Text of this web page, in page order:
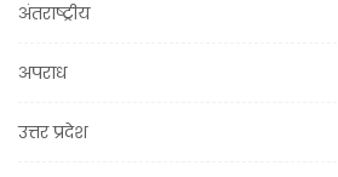
अंतराष्ट्रीय
अपराध
उत्तर प्रदेश